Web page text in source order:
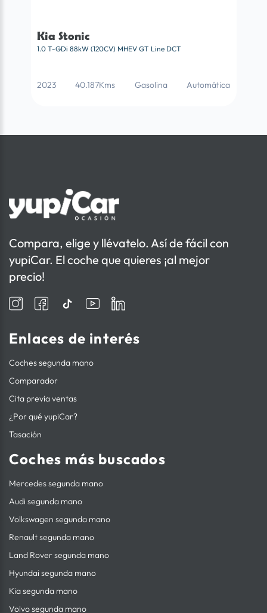
Kia Stonic
1.0 T-GDi 88kW (120CV) MHEV GT Line DCT
2023 40.187Kms Gasolina Automática
Compara, elige y llévatelo. Así de fácil con
yupiCar. El coche que quieres ¡al mejor
precio!
Enlaces de interés
Coches segunda mano
Comparador
Cita previa ventas
¿Por qué yupiCar?
Tasación
Coches más buscados
Mercedes segunda mano
Audi segunda mano
Volkswagen segunda mano
Renault segunda mano
Land Rover segunda mano
Hyundai segunda mano
Kia segunda mano
Volvo segunda mano